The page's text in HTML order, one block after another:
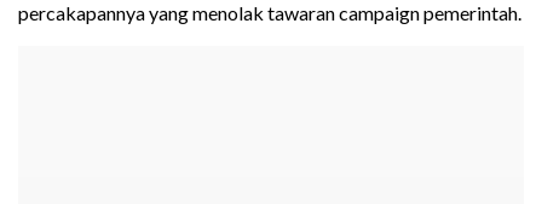
percakapannya yang menolak tawaran campaign pemerintah.